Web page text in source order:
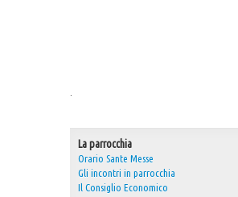
La parrocchia
Orario Sante Messe
Gli incontri in parrocchia
Il Consiglio Economico